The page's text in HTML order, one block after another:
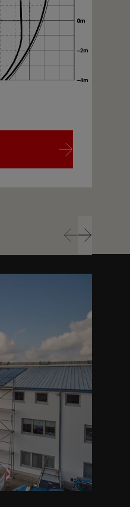
Prev
Prev
Next
Next